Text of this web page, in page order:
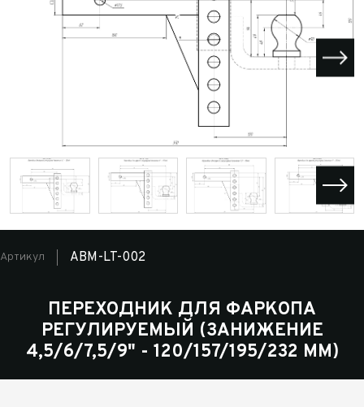
Артикул ABM-LT-002
ПЕРЕХОДНИК ДЛЯ ФАРКОПА
РЕГУЛИРУЕМЫЙ (ЗАНИЖЕНИЕ
4,5/6/7,5/9" - 120/157/195/232 ММ)